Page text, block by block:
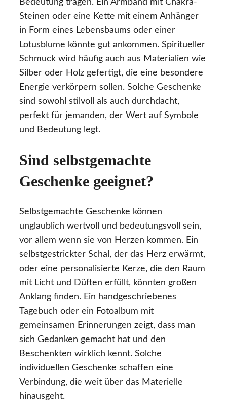
Bedeutung tragen. Ein Armband mit Chakra-
Steinen oder eine Kette mit einem Anhänger
in Form eines Lebensbaums oder einer
Lotusblume könnte gut ankommen. Spiritueller
Schmuck wird häufig auch aus Materialien wie
Silber oder Holz gefertigt, die eine besondere
Energie verkörpern sollen. Solche Geschenke
sind sowohl stilvoll als auch durchdacht,
perfekt für jemanden, der Wert auf Symbole
und Bedeutung legt.
Sind selbstgemachte
Geschenke geeignet?
Selbstgemachte Geschenke können
unglaublich wertvoll und bedeutungsvoll sein,
vor allem wenn sie von Herzen kommen. Ein
selbstgestrickter Schal, der das Herz erwärmt,
oder eine personalisierte Kerze, die den Raum
mit Licht und Düften erfüllt, könnten großen
Anklang finden. Ein handgeschriebenes
Tagebuch oder ein Fotoalbum mit
gemeinsamen Erinnerungen zeigt, dass man
sich Gedanken gemacht hat und den
Beschenkten wirklich kennt. Solche
individuellen Geschenke schaffen eine
Verbindung, die weit über das Materielle
hinausgeht.